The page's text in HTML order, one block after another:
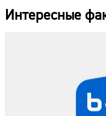
Интересные
Курсы